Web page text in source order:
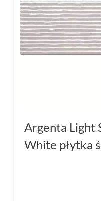
Argenta Light
White płytka